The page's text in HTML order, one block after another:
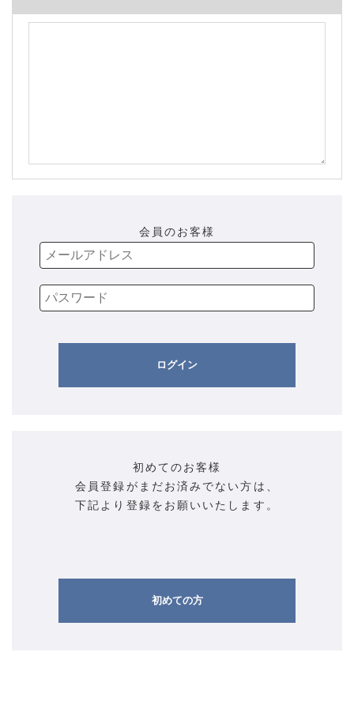
会員のお客様
ログイン
初めてのお客様
会員登録がまだお済みでない方は、
下記より登録をお願いいたします。
初めての方